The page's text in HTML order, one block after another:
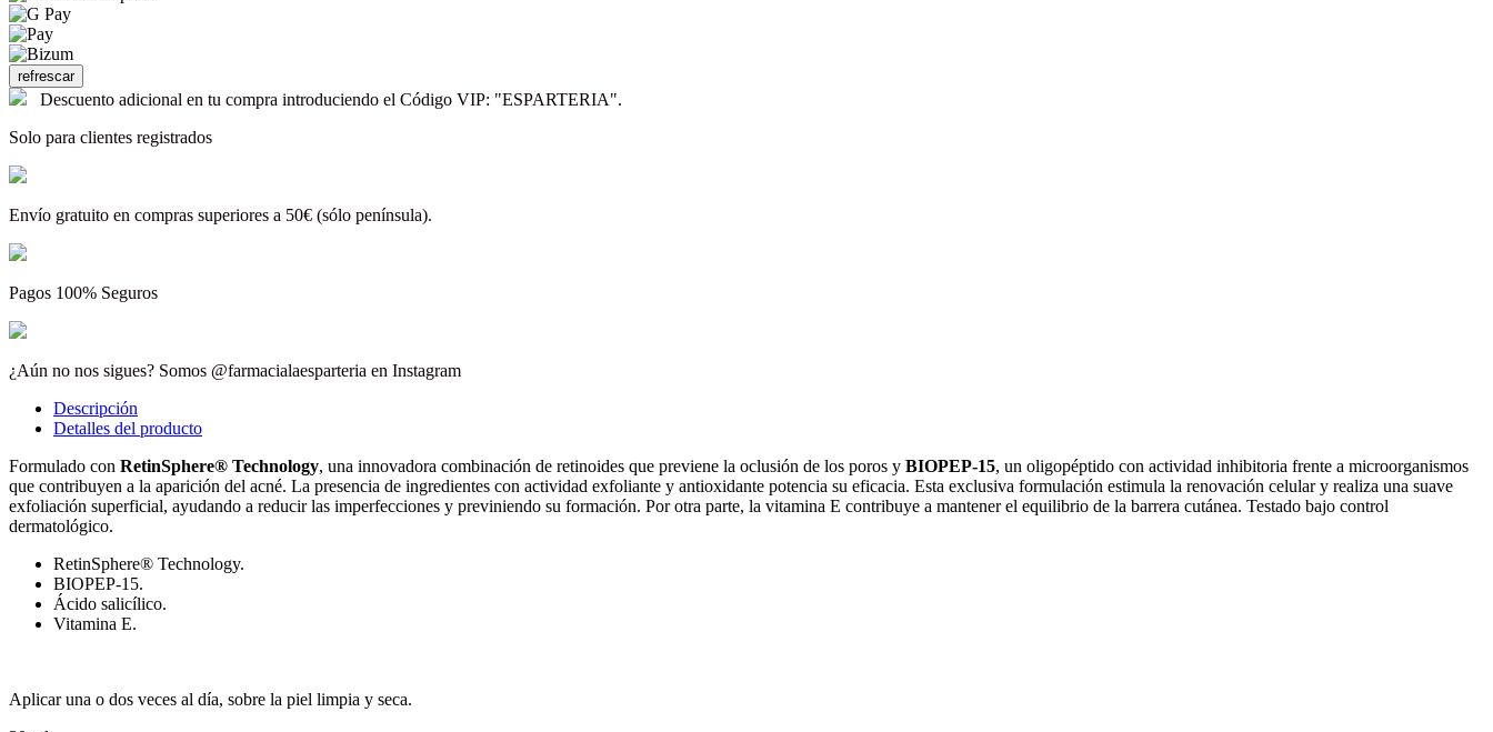
Descuento adicional en tu compra introduciendo el Código VIP: "ESPARTERIA".
Solo para clientes registrados
Envío gratuito en compras superiores a 50€ (sólo península).
Pagos 100% Seguros
¿Aún no nos sigues? Somos @farmacialaesparteria en Instagram
Descripción
Detalles del producto
Formulado con RetinSphere® Technology, una innovadora combinación de retinoides que previene la oclusión de los poros y BIOPEP-15, un oligopéptido con actividad inhibitoria frente a microorganismos
que contribuyen a la aparición del acné. La presencia de ingredientes con actividad exfoliante y antioxidante potencia su eficacia. Esta exclusiva formulación estimula la renovación celular y realiza una suave
exfoliación superficial, ayudando a reducir las imperfecciones y previniendo su formación. Por otra parte, la vitamina E contribuye a mantener el equilibrio de la barrera cutánea. Testado bajo control
dermatológico.
RetinSphere® Technology.
BIOPEP-15.
Ácido salicílico.
Vitamina E.
Aplicar una o dos veces al día, sobre la piel limpia y seca.